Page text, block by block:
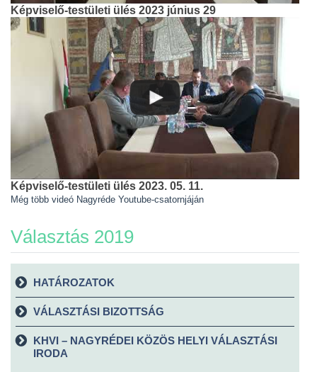
Képviselő-testületi ülés 2023 június 29
Képviselő-testületi ülés 2023. 05. 11.
Még több videó Nagyréde Youtube-csatornjáján
Választás 2019
HATÁROZATOK
VÁLASZTÁSI BIZOTTSÁG
KHVI – NAGYRÉDEI KÖZÖS HELYI VÁLASZTÁSI
IRODA